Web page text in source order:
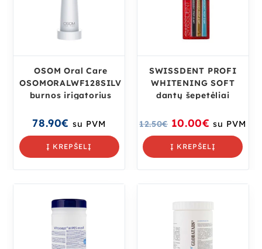
OSOM Oral Care
OSOMORALWF128SILV
burnos irigatorius
78.90€ su PVM
Į KREPŠELĮ
SWISSDENT PROFI
WHITENING SOFT
dantų šepetėliai
12.50€ 10.00€ su PVM
Į KREPŠELĮ